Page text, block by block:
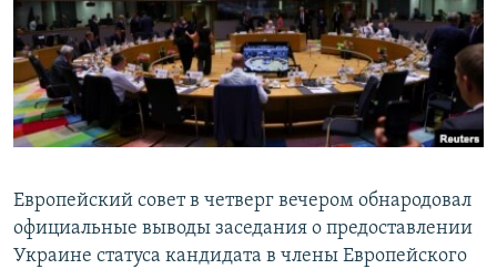
ПОБЕДИТЕЛЕЙ НЕ СУДЯТ?
КРЫМ.НЕПОКОРЕННЫЙ
ELIFBE
УКРАИНСКАЯ ПРОБЛЕМА КРЫМА
ПРИСОЕДИНЯЙТЕСЬ!
Европейский совет в четверг вечером обнародовал
официальные выводы заседания о предоставлении
Украине статуса кандидата в члены Европейского